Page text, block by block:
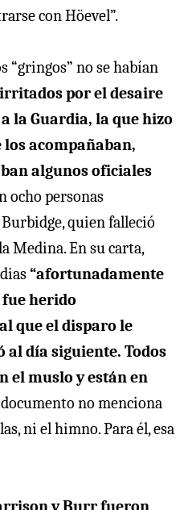
con Höevel”.
“gringos” no se habían
por el desaire
la Guardia, la que hizo
los acompañaban,
algunos oficiales
ocho personas
quien falleció
Medina. En su carta,
“afortunadamente
herido
que el disparo le
al día siguiente. Todos
el muslo y están en
documento no menciona
ni el himno. Para él, esa
y Burr fueron